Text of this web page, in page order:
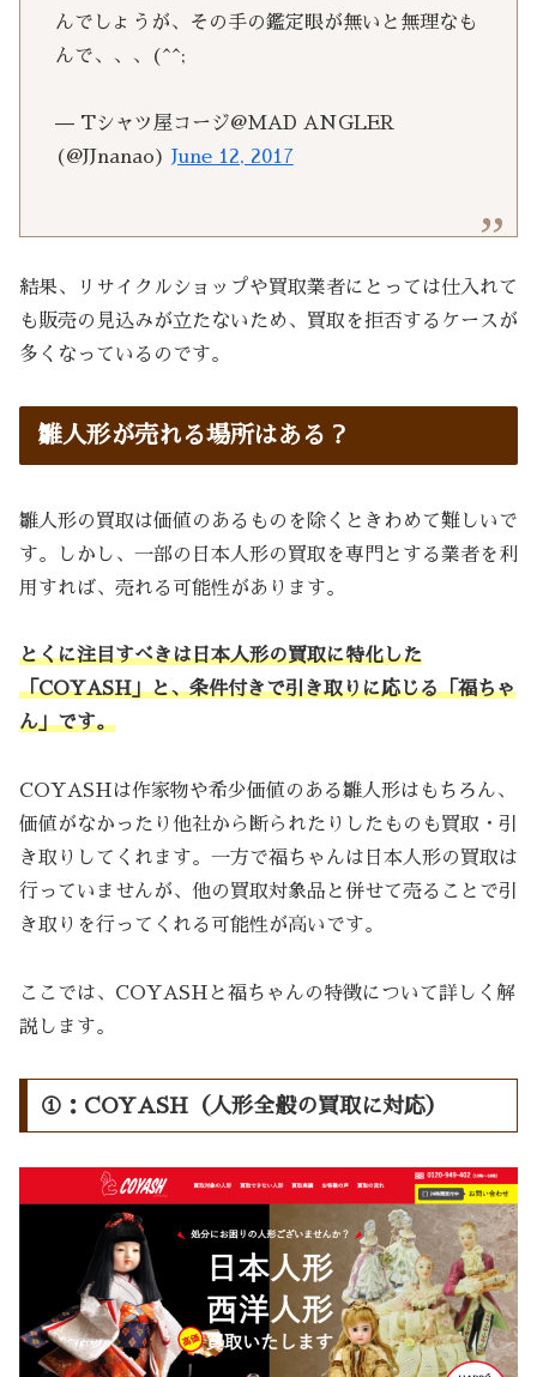
んでしょうが、その手の鑑定眼が無いと無理なも
んで、、、(^^;
— Tシャツ屋コージ@MAD ANGLER
(@JJnanao) June 12, 2017
結果、リサイクルショップや買取業者にとっては仕入れて
も販売の見込みが立たないため、買取を拒否するケースが
多くなっているのです。
雛人形が売れる場所はある？
雛人形の買取は価値のあるものを除くときわめて難しいで
す。しかし、一部の日本人形の買取を専門とする業者を利
用すれば、売れる可能性があります。
とくに注目すべきは日本人形の買取に特化した
「COYASH」と、条件付きで引き取りに応じる「福ちゃ
ん」です。
COYASHは作家物や希少価値のある雛人形はもちろん、
価値がなかったり他社から断られたりしたものも買取・引
き取りしてくれます。一方で福ちゃんは日本人形の買取は
行っていませんが、他の買取対象品と併せて売ることで引
き取りを行ってくれる可能性が高いです。
ここでは、COYASHと福ちゃんの特徴について詳しく解
説します。
①：COYASH（人形全般の買取に対応）